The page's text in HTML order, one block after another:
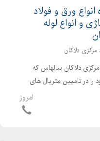
انواع ورق و فولاد
و انواع لوله
مرکزی دلاکان
دلاکان سالهاس که
را در تامیین متریال های
ها به عهده گرفته است وامروز